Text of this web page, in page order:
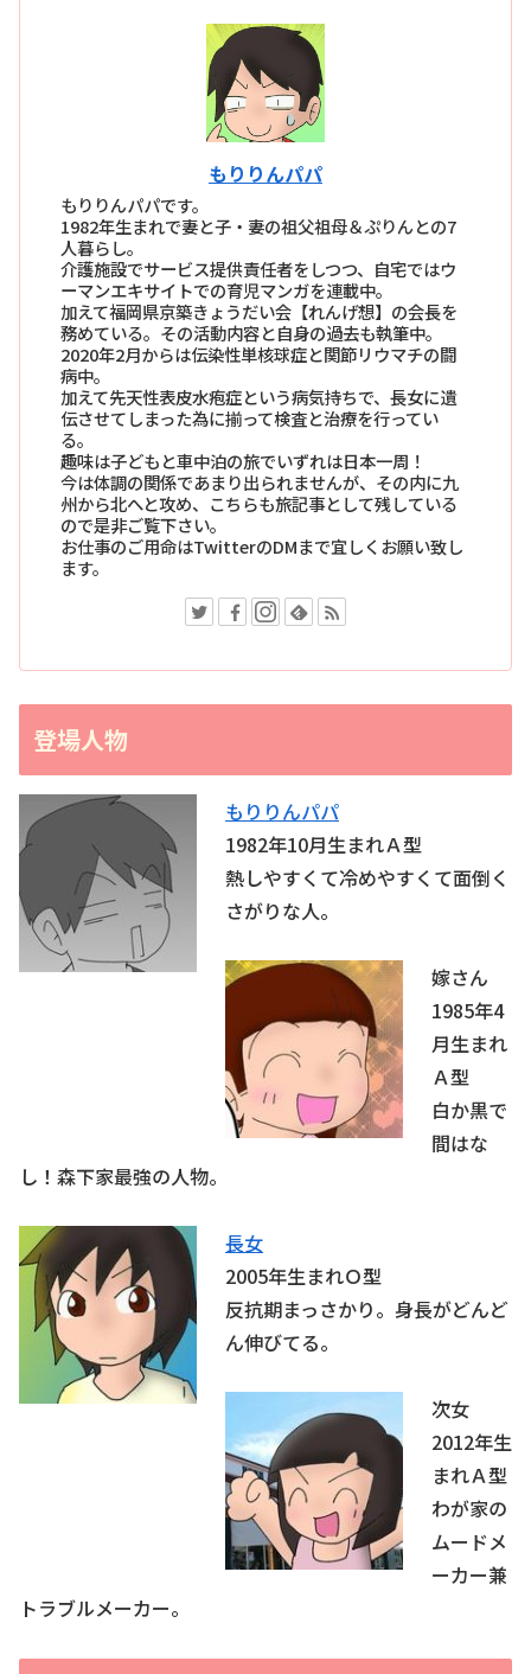
もりりんパパ
もりりんパパです。
1982年生まれで妻と子・妻の祖父祖母＆ぷりんとの7
人暮らし。
介護施設でサービス提供責任者をしつつ、自宅ではウ
ーマンエキサイトでの育児マンガを連載中。
加えて福岡県京築きょうだい会【れんげ想】の会長を
務めている。その活動内容と自身の過去も執筆中。
2020年2月からは伝染性単核球症と関節リウマチの闘
病中。
加えて先天性表皮水疱症という病気持ちで、長女に遺
伝させてしまった為に揃って検査と治療を行ってい
る。
趣味は子どもと車中泊の旅でいずれは日本一周！
今は体調の関係であまり出られませんが、その内に九
州から北へと攻め、こちらも旅記事として残している
ので是非ご覧下さい。
お仕事のご用命はTwitterのDMまで宜しくお願い致し
ます。
登場人物
もりりんパパ
1982年10月生まれＡ型
熱しやすくて冷めやすくて面倒く
さがりな人。
嫁さん
1985年4
月生まれ
Ａ型
白か黒で
間はな
し！森下家最強の人物。
長女
2005年生まれＯ型
反抗期まっさかり。身長がどんど
ん伸びてる。
次女
2012年生
まれＡ型
わが家の
ムードメ
ーカー兼
トラブルメーカー。